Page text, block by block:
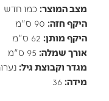
מצב המוצר:כמו חדש
היקף חזה:90 ס"מ
היקף מותן:62 ס"מ
אורך שמלה:95 ס"מ
מגדר וקבוצת גיל:נערות
מידה:36